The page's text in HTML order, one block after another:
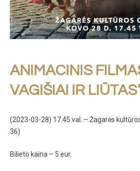
ANIMACINIS
VAGIŠIAI IR
(2023-03-28) 17.45 val. – Žagarės
36)
Bilieto kaina – 5 eur.